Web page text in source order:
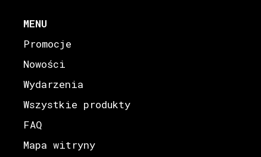
MENU
Promocje
Nowości
Wydarzenia
Wszystkie produkty
FAQ
Mapa witryny